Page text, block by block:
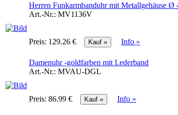
Herren Funkarmbanduhr mit Metallgehäuse
Art.-Nr.: MV1136V
Preis: 129.26 € Info »
Damenuhr -goldfarben mit Lederband
Art.-Nr.: MVAU-DGL
Preis: 86.99 € Info »